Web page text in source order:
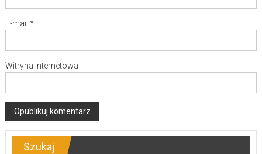
E-mail *
Witryna internetowa
Szukaj